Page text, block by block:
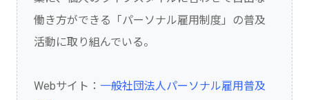
働き方ができる「パーソナル雇用制度」の普及
活動に取り組んでいる。
Webサイト： 一般社団法人パーソナル雇用普及